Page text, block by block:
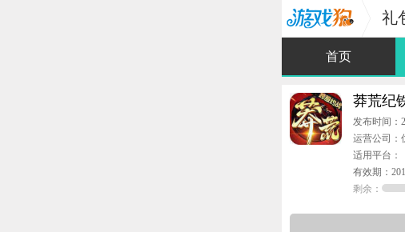
礼
首页
莽荒纪
发布时间：
运营公司：
适用平台：
有效期：
剩余：